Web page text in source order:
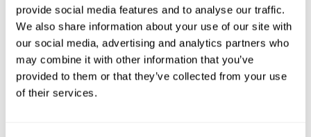
provide social media features and to analyse our traffic.
We also share information about your use of our site with
our social media, advertising and analytics partners who
may combine it with other information that you’ve
provided to them or that they’ve collected from your use
of their services.
каждой последовательности чисел нужно будет её
воспроизвести.
Тест на Распознавание WOM-REST: на экране появятся
три предмета. Сначала нужно будет как можно быстрее
вспомнить очередность появления предметов. Далее
будут появляться четыре серии из трёх предметов,
некоторые из которых будут отличаться от ранее